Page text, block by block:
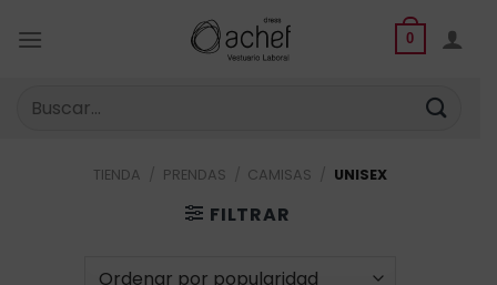
0
Buscar
TIENDA PRENDAS CAMISAS UNISEX
FILTRAR